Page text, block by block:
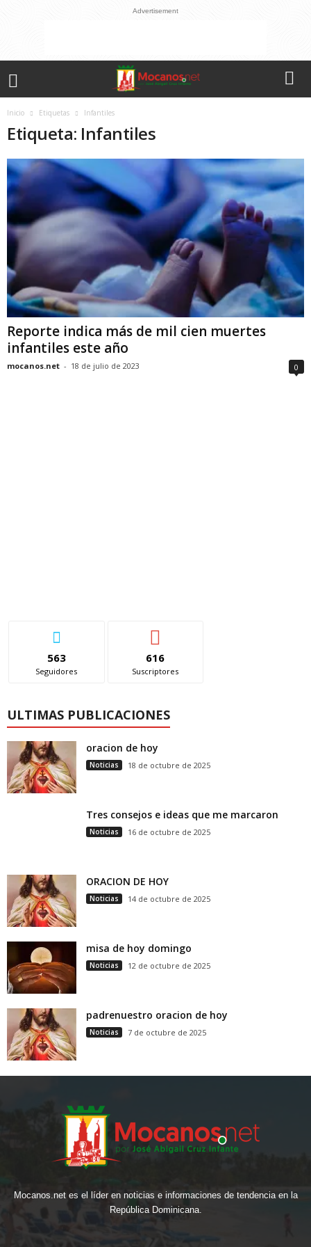
Advertisement
Inicio Etiquetas Infantiles
Etiqueta: Infantiles
Reporte indica más de mil cien muertes
infantiles este año
mocanos.net - 18 de julio de 2023 0
563
Seguidores
616
Suscriptores
ULTIMAS PUBLICACIONES
oracion de hoy
Noticias 18 de octubre de 2025
Tres consejos e ideas que me marcaron
Noticias 16 de octubre de 2025
ORACION DE HOY
Noticias 14 de octubre de 2025
misa de hoy domingo
Noticias 12 de octubre de 2025
padrenuestro oracion de hoy
Noticias 7 de octubre de 2025
Mocanos.net es el líder en noticias e informaciones de tendencia en la
República Dominicana.